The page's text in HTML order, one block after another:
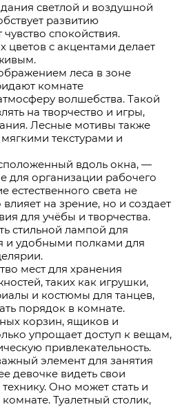
светлой и воздушной
развитию
спокойствия.
цветов с акцентами делает
леса в зоне
комнате
волшебства. Такой
на творчество и игры,
Лесные мотивы также
текстурами и
вдоль окна, —
для организации рабочего
естественного света не
на зрение, но и создает
для учёбы и творчества.
стильной лампой для
и удобными полками для
мест для хранения
таких как игрушки,
и костюмы для танцев,
порядок в комнате.
корзин, ящиков и
упрощает доступ к вещам,
привлекательность.
элемент для занятия
девочке видеть свои
Оно может стать и
Туалетный столик,